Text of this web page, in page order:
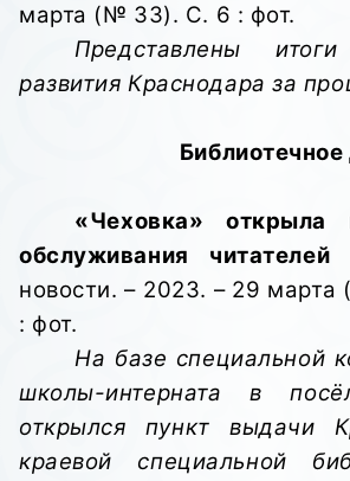
марта (№ 33). С. 6 : фот.
Представлены итоги
развития Краснодара за
«Чеховка» открыла
обслуживания читателей
новости. – 2023. – 29
: фот.
На базе специальной
школы-интерната в
открылся пункт выдачи
краевой специальной